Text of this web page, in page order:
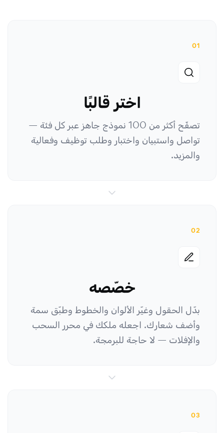
01
اختر قالبًا
تصفّح أكثر من 100 نموذج جاهز عبر كل فئة —
تواصل واستبيان واختبار وطلب توظيف وفعالية
والمزيد.
02
خصّصه
بدّل الحقول وغيّر الألوان والخطوط وطبّق سمة
وأضف شعارك. اجعله ملكك في محرر السحب
والإفلات — لا حاجة للبرمجة.
03